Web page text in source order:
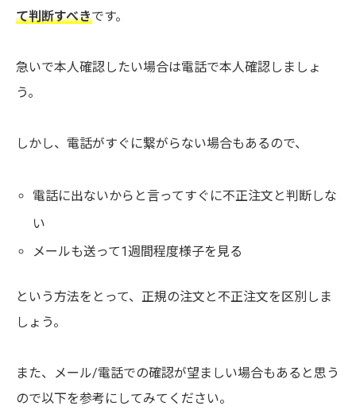
て判断すべきです。
急いで本人確認したい場合は電話で本人確認しましょ
う。
しかし、電話がすぐに繋がらない場合もあるので、
電話に出ないからと言ってすぐに不正注文と判断しな
い
メールも送って1週間程度様子を見る
という方法をとって、正規の注文と不正注文を区別しま
しょう。
また、メール/電話での確認が望ましい場合もあると思う
ので以下を参考にしてみてください。